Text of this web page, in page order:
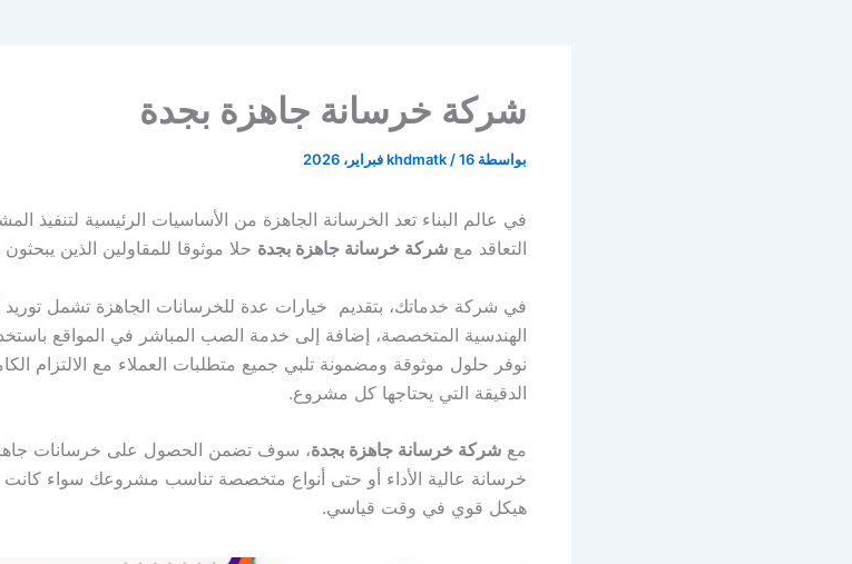
شركة خرسانة جاهزة بجدة
بواسطة khdmatk /16 فبراير، 2026
في عالم البناء تعد الخرسانة الجاهزة من الأساسيات الرئيسية لتنفيذ
التعاقد مع شركة خرسانة جاهزة بجدة حلا موثوقا للمقاولين الذين
في شركة خدماتك، بتقديم خيارات عدة للخرسانات الجاهزة تشمل توريد
الهندسية المتخصصة، إضافة إلى خدمة الصب المباشر في المواقع
نوفر حلول موثوقة ومضمونة تلبي جميع متطلبات العملاء مع الالتزام
الدقيقة التي يحتاجها كل مشروع.
مع شركة خرسانة جاهزة بجدة، سوف تضمن الحصول على خرسانات
خرسانة عالية الأداء أو حتى أنواع متخصصة تناسب مشروعك سواء
هيكل قوي في وقت قياسي.